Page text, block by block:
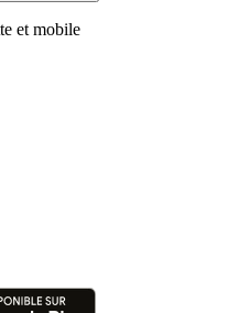
et mobile